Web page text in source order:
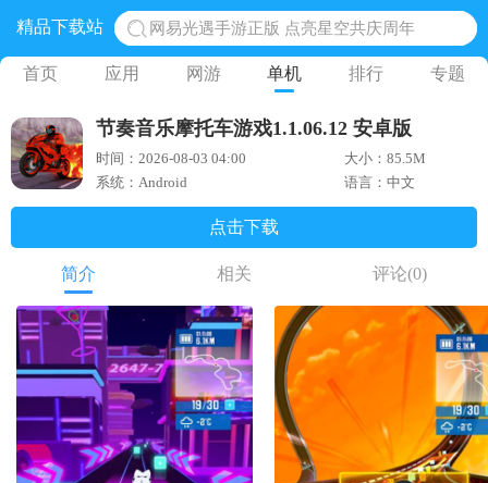
精品下载站
网易光遇手游正版 点亮星空共庆周年
黎明觉醒生机腾讯正版 黎明觉醒生机国际服
蛋仔派对下载 蛋仔派对体验服
奥特曼王者传奇 正版奥特曼游戏
地铁跑酷体验服国际服 地铁跑酷体验服版本
首页 应用 网游 单机 排行 专题
节奏音乐摩托车游戏1.1.06.12 安卓版
时间：2026-08-03 04:00
大小：85.5M
系统：Android
语言：中文
点击下载
简介 相关 评论(0)